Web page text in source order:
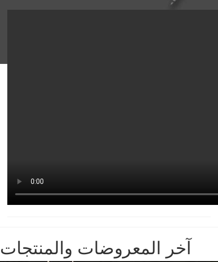
آخر المعروضات والمنتجات